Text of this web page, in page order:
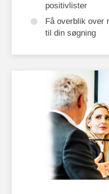
positivlister
Få overblik over
til din søgning